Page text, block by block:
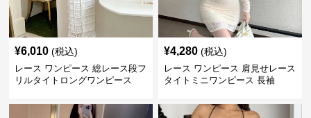
¥6,010 (税込)
レース ワンピース 総レース段フ
リルタイトロングワンピース
¥4,280 (税込)
レース ワンピース 肩見せレース
タイトミニワンピース 長袖